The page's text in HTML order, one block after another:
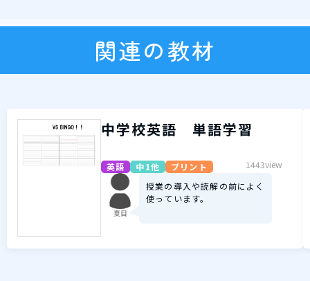
関連の教材
中学校英語 単語学習
英語 中1他 プリント 1443view
夏目
授業の導入や読解の前によく
使っています。